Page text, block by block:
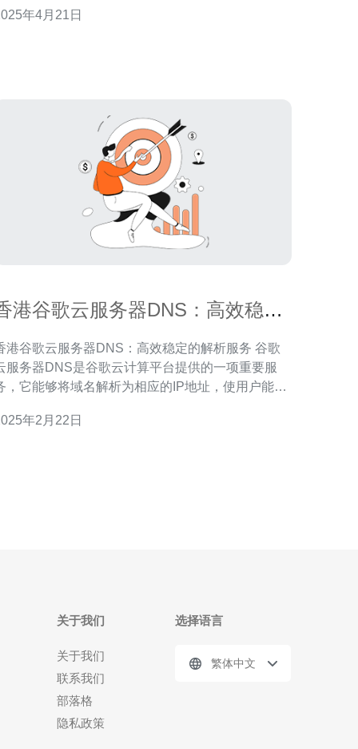
认可。本文将介绍香港9929VPS的优势以及为什么
年4月21日
港谷歌云服务器DNS：高效稳定
港谷歌云服务器DNS：高效稳定的解析服务 谷歌
服务器DNS是谷歌云计算平台提供的一项重要服
，它能够将域名解析为相应的IP地址，使用户能够
具有高效、稳定的特点，为用户提供优质的解析
年2月22日
关于我们
关于我们
联系我们
部落格
隐私政策
选择语言
繁体中文